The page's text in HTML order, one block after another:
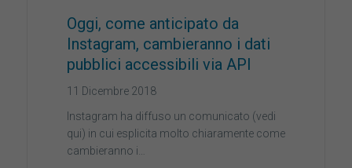
Oggi, come anticipato da
Instagram, cambieranno i dati
pubblici accessibili via API
11 Dicembre 2018
Instagram ha diffuso un comunicato (vedi
qui) in cui esplicita molto chiaramente come
cambieranno i…